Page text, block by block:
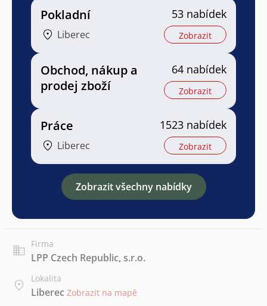
Pokladní
Liberec
53 nabídek
Zobrazit
Obchod, nákup a
prodej zboží
64 nabídek
Zobrazit
Práce
Liberec
1523 nabídek
Zobrazit
Zobrazit všechny nabídky
Firma
LPP Czech Republic, s.r.o.
Lokalita
Liberec Zobrazit na mapě